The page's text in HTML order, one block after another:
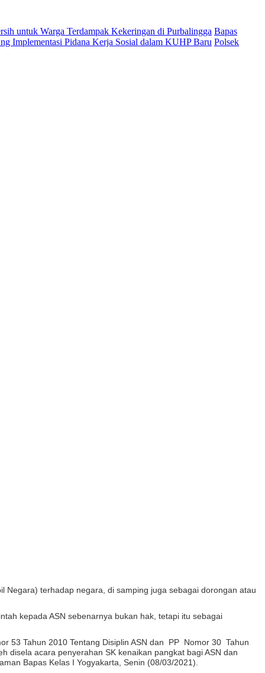
untuk Warga Terdampak Kekeringan di Purbalingga Bapas
Implementasi Pidana Kerja Sosial dalam KUHP Baru Polsek
Negara) terhadap negara, di samping juga sebagai dorongan atau
kepada ASN sebenarnya bukan hak, tetapi itu sebagai
53 Tahun 2010 Tentang Disiplin ASN dan PP Nomor 30 Tahun
disela acara penyerahan SK kenaikan pangkat bagi ASN dan
Bapas Kelas I Yogyakarta, Senin (08/03/2021).